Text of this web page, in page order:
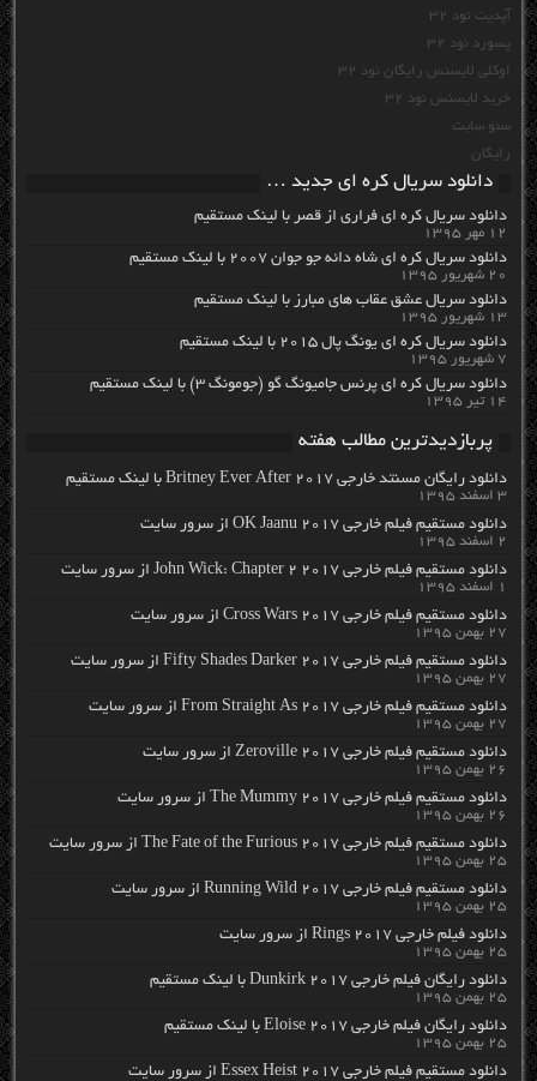
آپدیت نود 32
پسورد نود 32
اوکلی لایسنس رایگان نود 32
خرید لایسنس نود 32
سئو سایت
رایگان
دانلود سریال کره ای جدید …
دانلود سریال کره ای فراری از قصر با لینک مستقیم
۱۲ مهر ۱۳۹۵
دانلود سریال کره ای شاه دائه جو جوان ۲۰۰۷ با لینک مستقیم
۲۰ شهریور ۱۳۹۵
دانلود سریال عشق عقاب های مبارز با لینک مستقیم
۱۳ شهریور ۱۳۹۵
دانلود سریال کره ای یونگ پال ۲۰۱۵ با لینک مستقیم
۷ شهریور ۱۳۹۵
دانلود سریال کره ای پرنس جامیونگ گو (جومونگ ۳) با لینک مستقیم
۱۴ تیر ۱۳۹۵
پربازدیدترین مطالب هفته
دانلود رایگان مسنتد خارجی Britney Ever After 2017 با لینک مستقیم
۳ اسفند ۱۳۹۵
دانلود مستقیم فیلم خارجی OK Jaanu 2017 از سرور سایت
۲ اسفند ۱۳۹۵
دانلود مستقیم فیلم خارجی John Wick: Chapter 2 2017 از سرور سایت
۱ اسفند ۱۳۹۵
دانلود مستقیم فیلم خارجی Cross Wars 2017 از سرور سایت
۲۷ بهمن ۱۳۹۵
دانلود مستقیم فیلم خارجی Fifty Shades Darker 2017 از سرور سایت
۲۷ بهمن ۱۳۹۵
دانلود مستقیم فیلم خارجی From Straight As 2017 از سرور سایت
۲۷ بهمن ۱۳۹۵
دانلود مستقیم فیلم خارجی Zeroville 2017 از سرور سایت
۲۶ بهمن ۱۳۹۵
دانلود مستقیم فیلم خارجی The Mummy 2017 از سرور سایت
۲۶ بهمن ۱۳۹۵
دانلود مستقیم فیلم خارجی The Fate of the Furious 2017 از سرور سایت
۲۵ بهمن ۱۳۹۵
دانلود مستقیم فیلم خارجی Running Wild 2017 از سرور سایت
۲۵ بهمن ۱۳۹۵
دانلود فیلم خارجی Rings 2017 از سرور سایت
۲۵ بهمن ۱۳۹۵
دانلود رایگان فیلم خارجی Dunkirk 2017 با لینک مستقیم
۲۵ بهمن ۱۳۹۵
دانلود رایگان فیلم خارجی Eloise 2017 با لینک مستقیم
۲۵ بهمن ۱۳۹۵
دانلود مستقیم فیلم خارجی Essex Heist 2017 از سرور سایت